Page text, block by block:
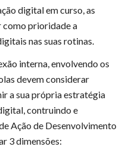
digital em curso, as
como prioridade a
nas suas rotinas.
interna, envolvendo os
devem considerar
a sua própria estratégia
contruindo e
Ação de Desenvolvimento
3 dimensões: